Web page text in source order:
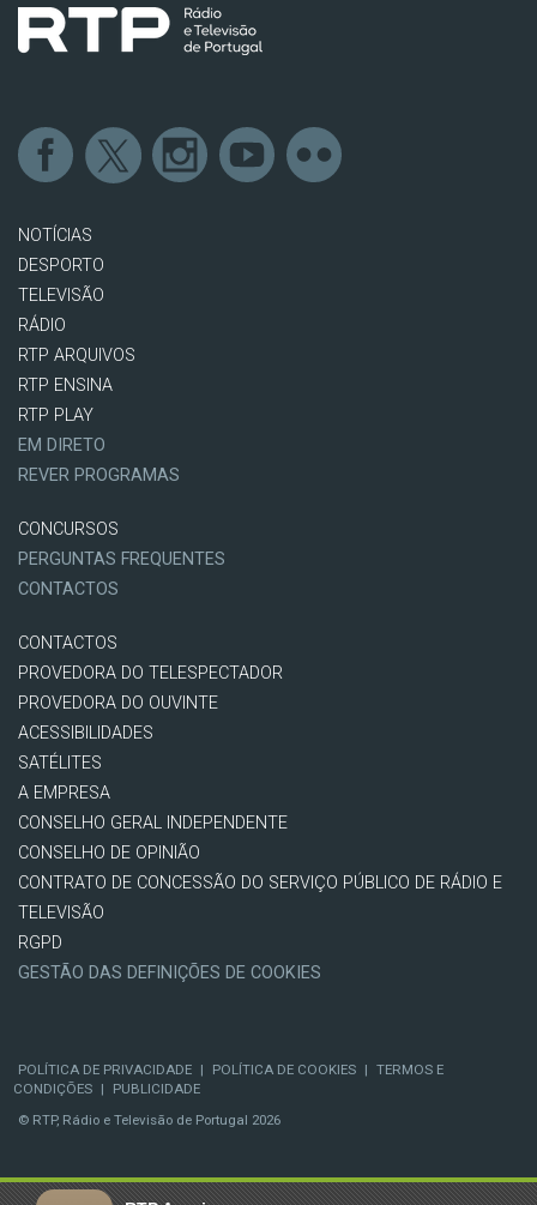
NOTÍCIAS
DESPORTO
TELEVISÃO
RÁDIO
RTP ARQUIVOS
RTP ENSINA
RTP PLAY
EM DIRETO
REVER PROGRAMAS
CONCURSOS
PERGUNTAS FREQUENTES
CONTACTOS
CONTACTOS
PROVEDORA DO TELESPECTADOR
PROVEDORA DO OUVINTE
ACESSIBILIDADES
SATÉLITES
A EMPRESA
CONSELHO GERAL INDEPENDENTE
CONSELHO DE OPINIÃO
CONTRATO DE CONCESSÃO DO SERVIÇO PÚBLICO DE RÁDIO E
TELEVISÃO
RGPD
GESTÃO DAS DEFINIÇÕES DE COOKIES
POLÍTICA DE PRIVACIDADE | POLÍTICA DE COOKIES | TERMOS E
CONDIÇÕES |
PUBLICIDADE
© RTP, Rádio e Televisão de Portugal 2026